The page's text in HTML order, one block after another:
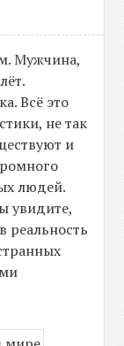
Мужчина,
Всё это
не так
и
людей.
увидите,
реальность